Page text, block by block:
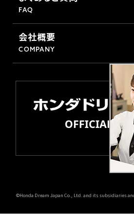
FAQ
会社概要
COMPANY
©Honda Dream Japan Co., Ltd. and its subsidiaries